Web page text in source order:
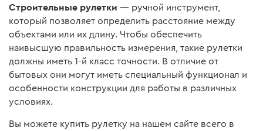
Строительные рулетки — ручной инструмент,
который позволяет определить расстояние между
объектами или их длину. Чтобы обеспечить
наивысшую правильность измерения, такие рулетки
должны иметь 1-й класс точности. В отличие от
бытовых они могут иметь специальный функционал и
особенности конструкции для работы в различных
условиях.
Вы можете купить рулетку на нашем сайте всего в